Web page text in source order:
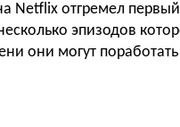
Netflix отгремел
эпизодов
они могут